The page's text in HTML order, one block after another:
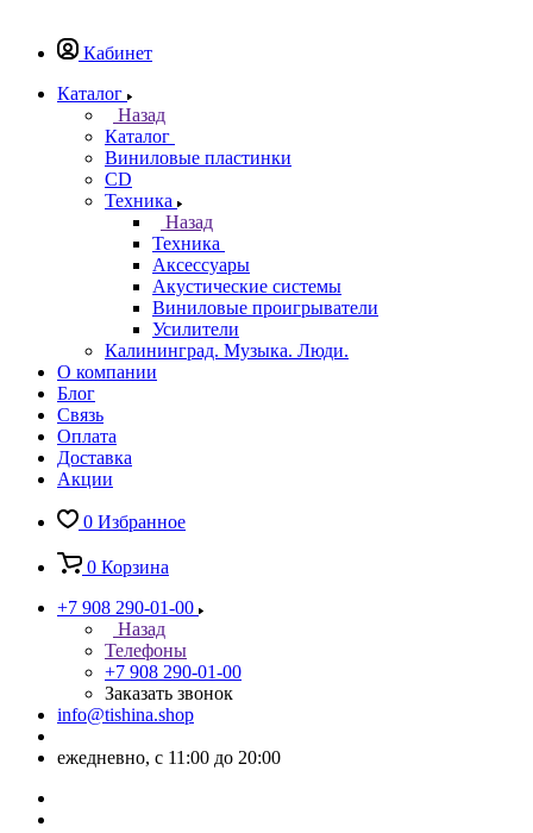
Кабинет
Каталог
Назад
Каталог
Виниловые пластинки
CD
Техника
Назад
Техника
Аксессуары
Акустические системы
Виниловые проигрыватели
Усилители
Калининград. Музыка. Люди.
О компании
Блог
Связь
Оплата
Доставка
Акции
0 Избранное
0 Корзина
+7 908 290-01-00
Назад
Телефоны
+7 908 290-01-00
Заказать звонок
info@tishina.shop
ежедневно, с 11:00 до 20:00